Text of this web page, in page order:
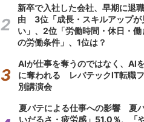
新卒で入社した会社、早期に退
由 3位「成長・スキルアップが
い」、2位「労働時間・休日・働
の労働条件」、1位は？
AIが仕事を奪うのではなく、AI
に奪われる レバテックIT転職
別講演会
夏バテによる仕事への影響 夏
いだるさ・疲労感」51.0％、「